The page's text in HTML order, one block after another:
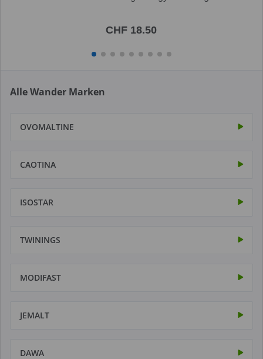
CHF 18.50
Alle Wander Marken
OVOMALTINE
CAOTINA
ISOSTAR
TWININGS
MODIFAST
JEMALT
DAWA